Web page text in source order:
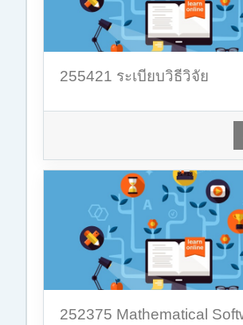
255421 ระเบียบวิธีวิจัย
252375 Mathematical